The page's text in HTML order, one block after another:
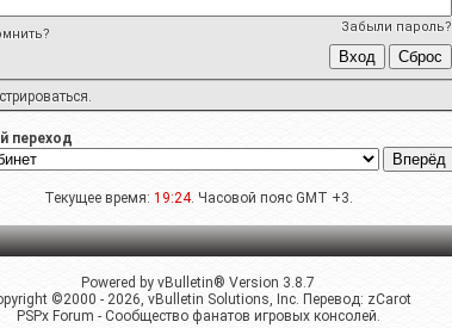
Забыли пароль?
.
переход
Текущее время: 19:24. Часовой пояс GMT +3.
Powered by vBulletin® Version 3.8.7
©2000 - 2026, vBulletin Solutions, Inc. Перевод: zCarot
PSPx Forum - Сообщество фанатов игровых консолей.